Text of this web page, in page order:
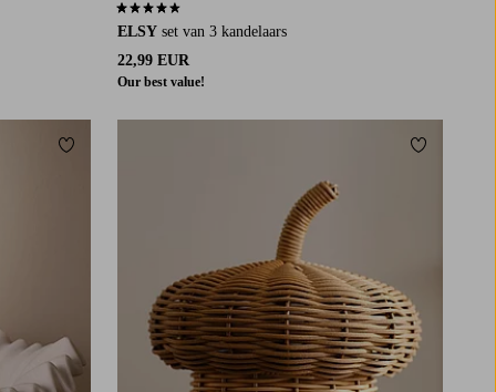
ELSY set van 3 kandelaars
22,99 EUR
Our best value!
4,5 op basis van 163 beoordelingen
Toevoegen aan favorieten Toevoegen